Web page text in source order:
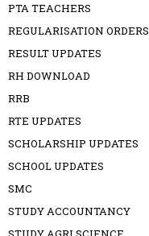
PTA TEACHERS
REGULARISATION ORDERS
RESULT UPDATES
RH DOWNLOAD
RRB
RTE UPDATES
SCHOLARSHIP UPDATES
SCHOOL UPDATES
SMC
STUDY ACCOUNTANCY